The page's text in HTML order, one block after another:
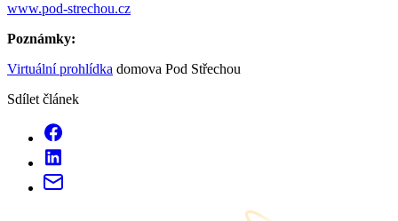
www.pod-strechou.cz
Poznámky:
Virtuální prohlídka domova Pod Střechou
Sdílet článek